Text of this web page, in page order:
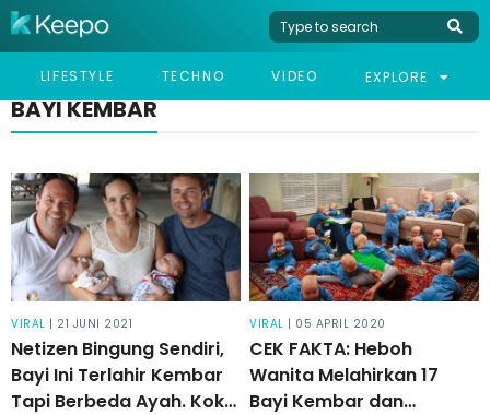
LIFESTYLE TECHNO VIDEO EXPLORE
BAYI KEMBAR
VIRAL | 21 JUNI 2021
Netizen Bingung Sendiri,
Bayi Ini Terlahir Kembar
Tapi Berbeda Ayah. Kok,
VIRAL | 05 APRIL 2020
CEK FAKTA: Heboh
Wanita Melahirkan 17
Bayi Kembar dan